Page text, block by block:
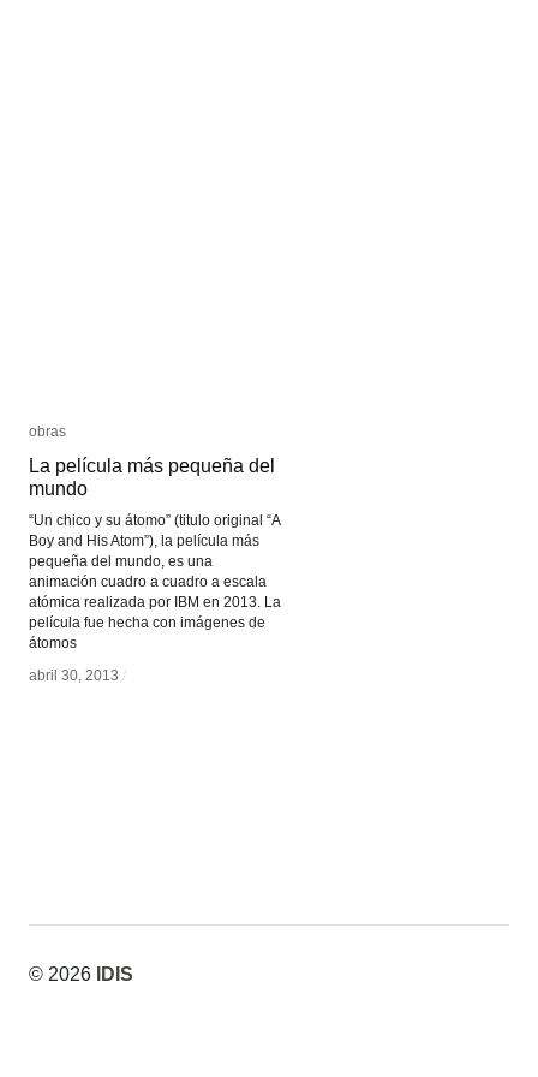
obras
La película más pequeña del
mundo
“Un chico y su átomo” (titulo original “A
Boy and His Atom”), la película más
pequeña del mundo, es una
animación cuadro a cuadro a escala
atómica realizada por IBM en 2013. La
película fue hecha con imágenes de
átomos
abril 30, 2013 /
obras
La película más pequeña del
mundo
abril 30, 2013 /
© 2026 IDIS